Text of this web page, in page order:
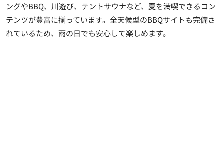
ングやBBQ、川遊び、テントサウナなど、夏を満喫できるコン
テンツが豊富に揃っています。全天候型のBBQサイトも完備さ
れているため、雨の日でも安心して楽しめます。